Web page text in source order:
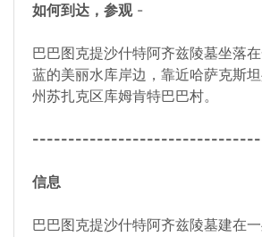
如何到达，参观-
巴巴图克提沙什特阿齐兹陵墓坐落
蓝的美丽水库岸边，靠近哈萨克斯
州苏扎克区库姆肯特巴巴村。
信息
巴巴图克提沙什特阿齐兹陵墓建在